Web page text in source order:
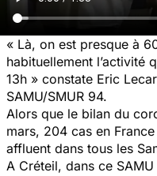
« Là, on est presque à
habituellement l’activité
13h » constate Eric
SAMU/SMUR 94.
Alors que le bilan du
mars, 204 cas en
affluent dans tous les
A Créteil, dans ce